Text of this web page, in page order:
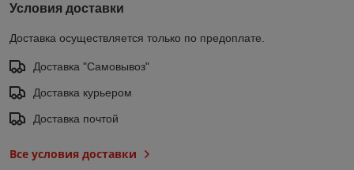
Условия доставки
Доставка осуществляется только по предоплате.
Доставка "Самовывоз"
Доставка курьером
Доставка почтой
Все условия доставки